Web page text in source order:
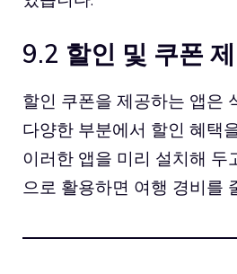
9.2 할인 및 쿠폰
할인 쿠폰을 제공하는 앱은
다양한 부분에서 할인 혜택
이러한 앱을 미리 설치해 두
으로 활용하면 여행 경비를